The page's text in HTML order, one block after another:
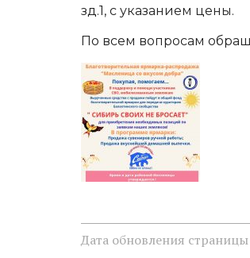
зд.1, с указанием цены.
По всем вопросам
Дата обновления